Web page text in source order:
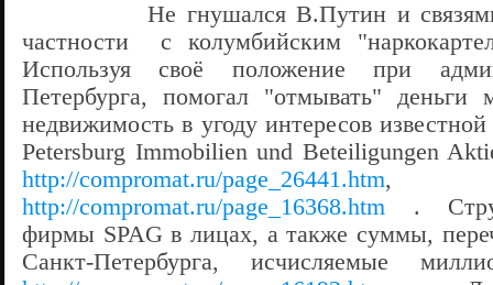
Не гнушался В.Путин и связями
частности с колумбийским
Используя своё положение при
Петербурга, помогал "отмывать" деньги
недвижимость в угоду интересов
Petersburg Immobilien und Beteiligungen
http://compromat.ru/page_26441.htm,
http://compromat.ru/page_16368.htm .
фирмы SPAG в лицах, а также суммы,
Санкт-Петербурга, исчисляемые